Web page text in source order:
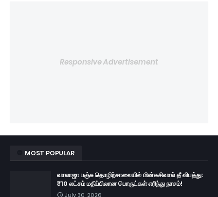
Responsive Advertisement
MOST POPULAR
வாலாஜா பஞ்சு தொழிற்சாலையில் மின்கசிவால் தீ விபத்து:
₹10 லட்சம் மதிப்பிலான பொருட்கள் எரிந்து நாசம்!
July 30, 2026